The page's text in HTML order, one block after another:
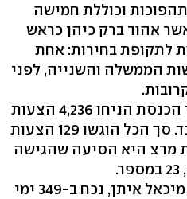
הרבה תהפוכות וכוללת חמישה
מאז שנת 1999 כאשר אהוד ברק כיהן כראש
לתקופת בחירות: אחת
הממשלה והשנייה, לפני
עוד עולה מהדו"ח, כי חברי הכנסת הניחו 4,236 הצעות
חוק, מהן התקבלו 440 בלבד. סך הכל הוגשו 129 הצעות
מרצ היא הסיעה שהגישה
חבר הכנסת החרוץ ביותר, מיכאל איתן, נכח ב-349 ימי